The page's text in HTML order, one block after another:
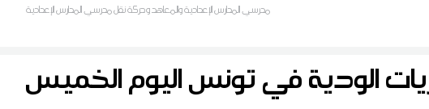
مدرسي المدارس الإعدادية والمعاهد وحركة نقل مدرسي المدارس الإعدادية
khadamet.education.tn للحصول على نتيجة المشاركة في هذه
الحركات
الودية في تونس اليوم الخميس